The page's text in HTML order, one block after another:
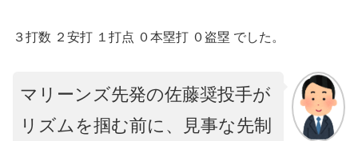
３打数 ２安打 １打点 ０本塁打 ０盗塁 でした。
マリーンズ先発の佐藤奨投手が
リズムを掴む前に、見事な先制